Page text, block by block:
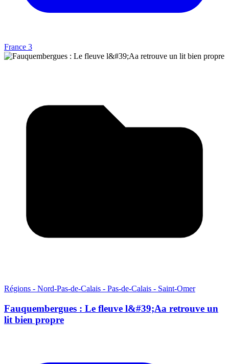
France 3
Régions - Nord-Pas-de-Calais - Pas-de-Calais - Saint-Omer
Fauquembergues : Le fleuve l&#39;Aa retrouve un
lit bien propre